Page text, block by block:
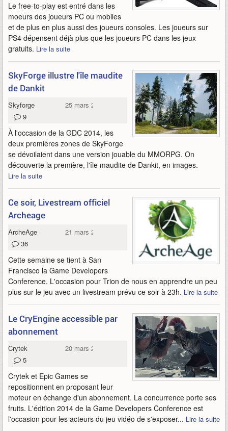
Le free-to-play est entré dans les
moeurs des joueurs PC ou mobiles
et de plus en plus aussi des joueurs consoles. Les joueurs sur
PS4 dépensent déjà plus que les joueurs PC dans les jeux
gratuits. Lire la suite
SkyForge illustre l'île maudite
de Dankit
Skyforge
25 mars 2014
9
À l'occasion de la GDC 2014, les
deux premières zones de SkyForge
se dévoilaient dans une version jouable du MMORPG. On
découverte la première, l'île maudite de Dankit, en images.
Lire la suite
Ce soir, Livestream officiel
Archeage
ArcheAge
21 mars 2014
36
Cette semaine se tient à San
Francisco la Game Developers
Conference. L'occasion pour Trion de nous en apprendre un peu
plus sur le jeu avec un livestream prévu ce soir à 23h. Lire la suite
Le CryEngine accessible par
abonnement
Crytek
20 mars 2014
5
Crytek et Epic Games se
repositionnent en proposant leur
moteur en échange d'un abonnement. La concurrence porte ses
fruits. L'édition 2014 de la Game Developers Conference est
l'occasion pour les acteurs du jeu vidéo de s'exposer... Lire la suite